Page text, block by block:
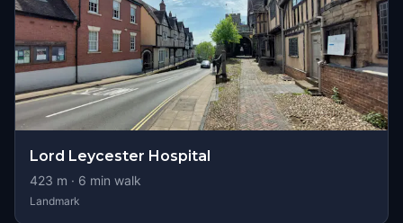
Lord Leycester Hospital
423 m · 6 min walk
Landmark